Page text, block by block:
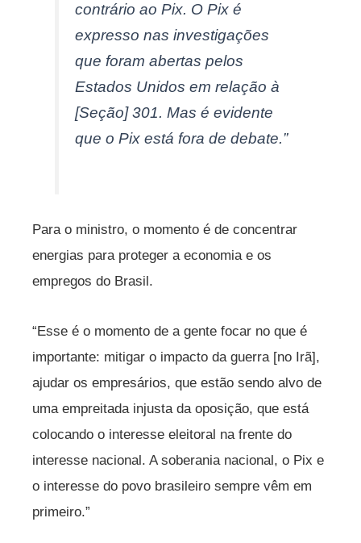
contrário ao Pix. O Pix é
expresso nas investigações
que foram abertas pelos
Estados Unidos em relação à
[Seção] 301. Mas é evidente
que o Pix está fora de debate.”
Para o ministro, o momento é de concentrar
energias para proteger a economia e os
empregos do Brasil.
“Esse é o momento de a gente focar no que é
importante: mitigar o impacto da guerra [no Irã],
ajudar os empresários, que estão sendo alvo de
uma empreitada injusta da oposição, que está
colocando o interesse eleitoral na frente do
interesse nacional. A soberania nacional, o Pix e
o interesse do povo brasileiro sempre vêm em
primeiro.”